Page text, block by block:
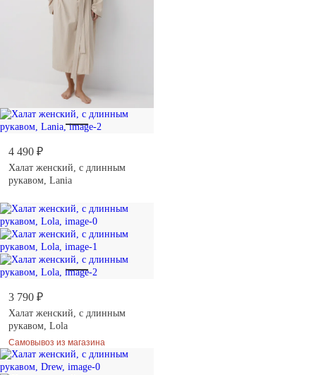
4 490 ₽
Халат женский, с длинным
рукавом, Lania
3 790 ₽
Халат женский, с длинным
рукавом, Lola
Самовывоз из магазина